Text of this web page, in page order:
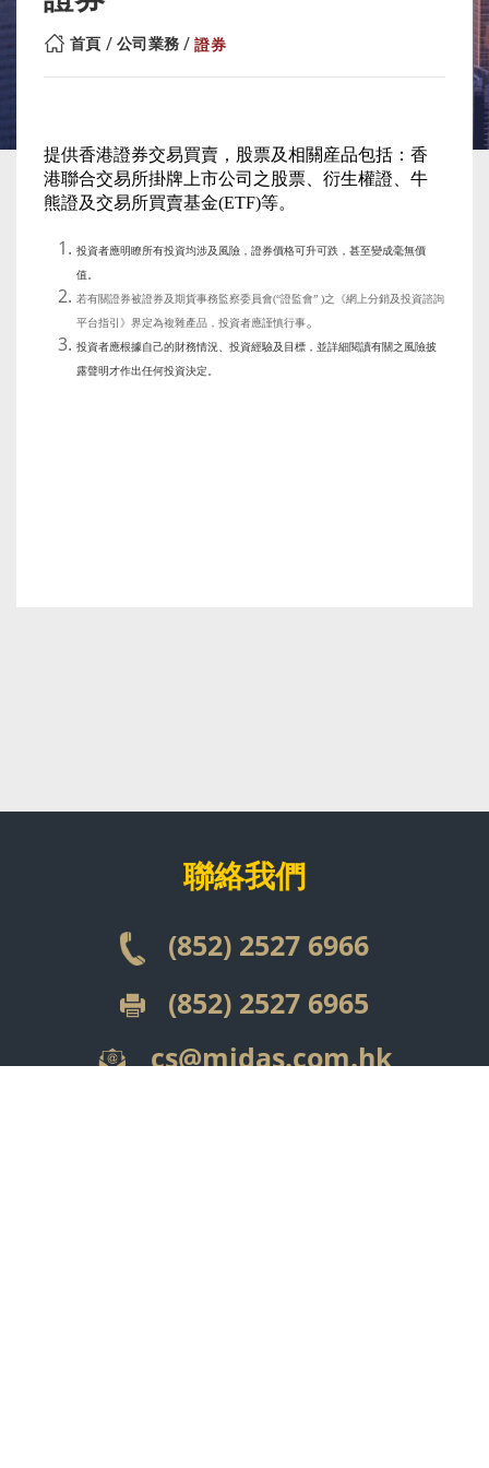
首頁 公司業務 證券
提供香港證券交易買賣，股票及相關産品包括：香
港聯合交易所掛牌上市公司之股票、衍生權證、牛
熊證及交易所買賣基金(ETF)等。
投資者應明瞭所有投資均涉及風險，證券價格可升可跌，甚至變成毫無價
值。
若有關證券被證券及期貨事務監察委員會(“證監會” )之《網上分銷及投資諮詢
平台指引》界定為複雜產品，投資者應謹慎行事。
投資者應根據自己的財務情況、投資經驗及目標，並詳細閱讀有關之風險披
露聲明才作出任何投資決定。
聯絡我們
(852) 2527 6966
(852) 2527 6965
cs@midas.com.hk